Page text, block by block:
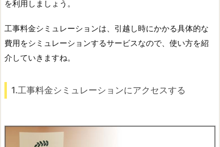
を利用しましょう。
工事料金シミュレーションは、引越し時にかかる具体的な
費用をシミュレーションするサービスなので、使い方を紹
介していきますね。
1.工事料金シミュレーションにアクセスする